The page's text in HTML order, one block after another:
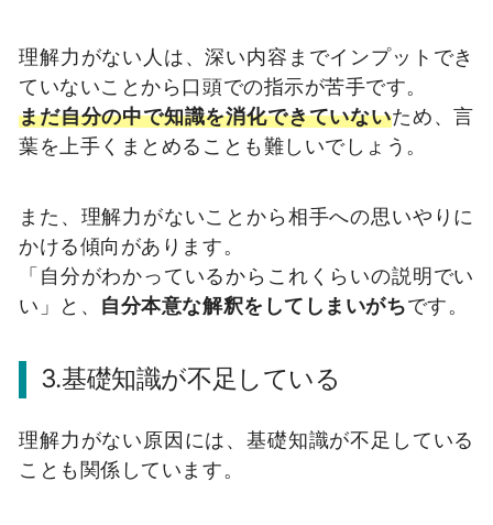
理解力がない人は、深い内容までインプットでき
ていないことから口頭での指示が苦手です。
まだ自分の中で知識を消化できていないため、言
葉を上手くまとめることも難しいでしょう。
また、理解力がないことから相手への思いやりに
かける傾向があります。
「自分がわかっているからこれくらいの説明でい
い」と、 自分本意な解釈をしてしまいがちです。
3.基礎知識が不足している
理解力がない原因には、基礎知識が不足している
ことも関係しています。